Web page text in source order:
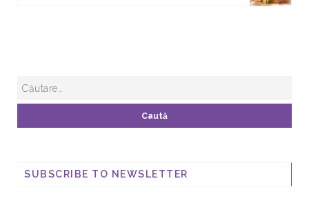
SUBSCRIBE TO NEWSLETTER